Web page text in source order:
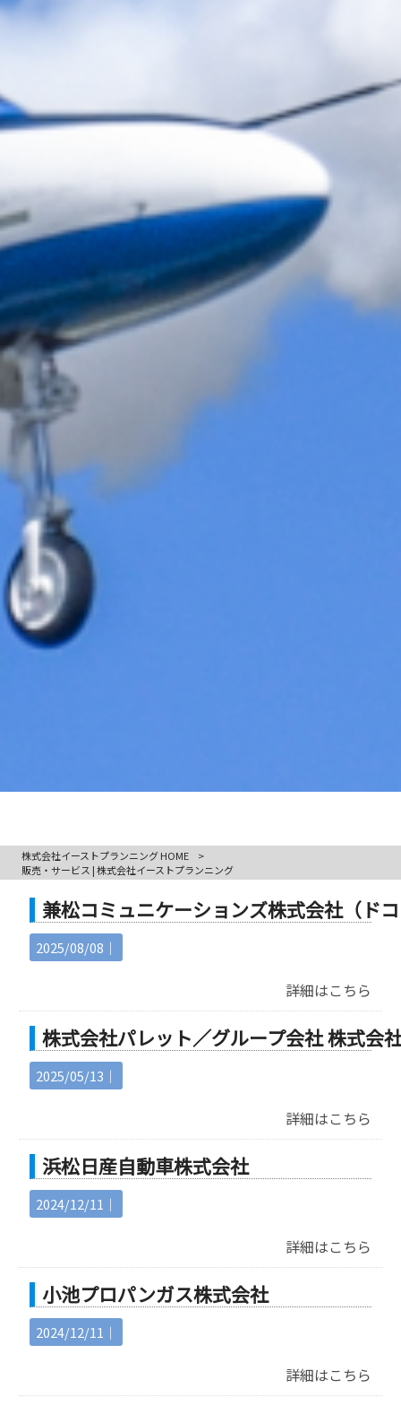
株式会社イーストプランニング HOME
>
販売・サービス | 株式会社イーストプランニング
兼松コミュニケーションズ株式会社（ド
2025/08/08｜
詳細はこちら
株式会社パレット／グループ会社 株式会
2025/05/13｜
詳細はこちら
浜松日産自動車株式会社
2024/12/11｜
詳細はこちら
小池プロパンガス株式会社
2024/12/11｜
詳細はこちら